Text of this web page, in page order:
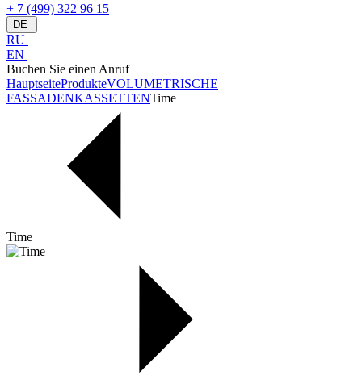
+ 7 (499) 322 96 15
DE
RU
EN
Buchen Sie einen Anruf
HauptseiteProdukteVOLUMETRISCHE
FASSADENKASSETTENTime
Time